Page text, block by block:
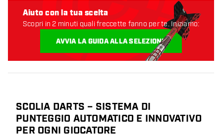
Aiuto con la tua scelta
Scopri in 2 minuti quali freccette fanno per te. Iniziamo:
AVVIA LA GUIDA ALLA SELEZIONE
SCOLIA DARTS – SISTEMA DI
PUNTEGGIO AUTOMATICO E INNOVATIVO
PER OGNI GIOCATORE